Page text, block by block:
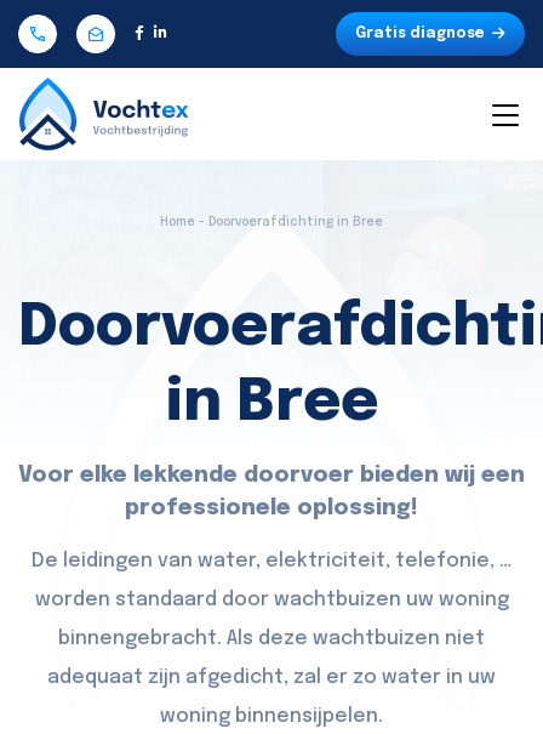
Gratis diagnose
Home - Doorvoerafdichting in Bree
in Bree
Voor elke lekkende doorvoer bieden wij een
professionele oplossing!
De leidingen van water, elektriciteit, telefonie, …
worden standaard door wachtbuizen uw woning
binnengebracht. Als deze wachtbuizen niet
adequaat zijn afgedicht, zal er zo water in uw
woning binnensijpelen.